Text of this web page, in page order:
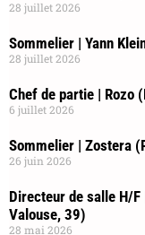
28 juillet 2026
Sommelier | Yann
28 juillet 2026
Chef de partie | Rozo
6 juillet 2026
Sommelier | Zostera
26 juin 2026
Directeur de salle H/
Valouse, 39)
28 mai 2026